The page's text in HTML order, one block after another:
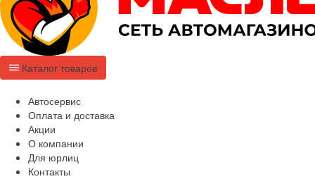
Каталог товаров
Автосервис
Оплата и доставка
Акции
О компании
Для юрлиц
Контакты